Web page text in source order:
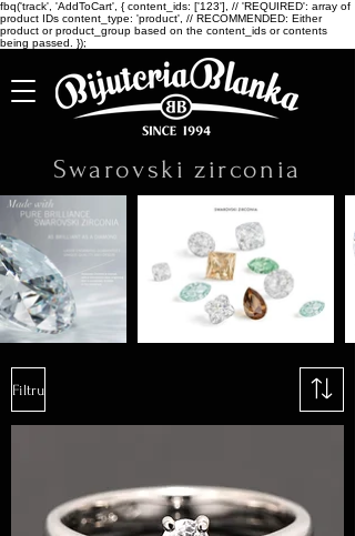
fbq('track', 'AddToCart', { content_ids: ['123'], // 'REQUIRED': array of
product IDs content_type: 'product', // RECOMMENDED: Either
product or product_group based on the content_ids or contents
being passed. });
Swarovski zirconia
Filtru